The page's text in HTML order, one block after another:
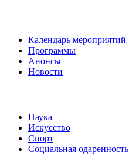
Календарь мероприятий
Программы
Анонсы
Новости
Наука
Искусство
Спорт
Социальная одаренность